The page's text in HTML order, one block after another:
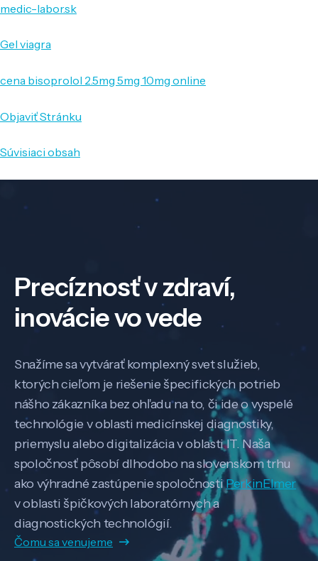
medic-labor.sk
Gel viagra
cena bisoprolol 2.5mg 5mg 10mg online
Objaviť Stránku
Súvisiaci obsah
Precíznosť v zdraví,
inovácie vo vede
Snažíme sa vytvárať komplexný svet služieb,
ktorých cieľom je riešenie špecifických potrieb
nášho zákazníka bez ohľadu na to, či ide o vyspelé
technológie v oblasti medicínskej diagnostiky,
priemyslu alebo digitalizácia v oblasti IT. Naša
spoločnosť pôsobí dlhodobo na slovenskom trhu
ako výhradné zastúpenie spoločnostiPerkinElmer
v oblasti špičkových laboratórnych a
diagnostických technológií.
Čomu sa venujeme